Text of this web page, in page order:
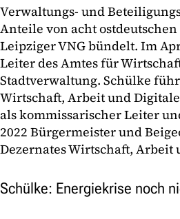
Verwaltungs- und
Anteile von acht
Leipziger VNG bündelt. Im
Leiter des Amtes für
Stadtverwaltung. Schülke
Wirtschaft, Arbeit und
als kommissarischer Leiter
2022 Bürgermeister und
Dezernates Wirtschaft, Arbeit
Schülke: Energiekrise noch